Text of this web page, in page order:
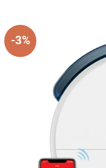
-3%